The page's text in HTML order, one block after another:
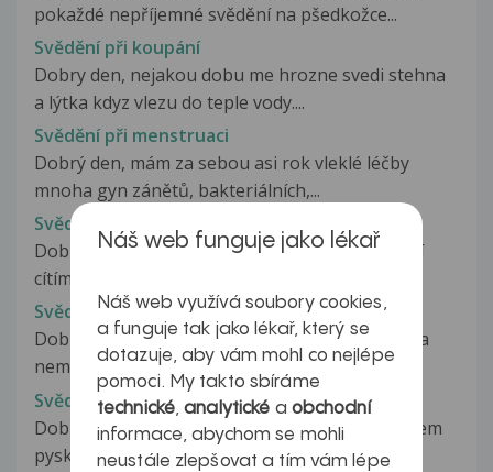
pokaždé nepříjemné svědění na pšedkožce...
Svědění při koupání
Dobry den, nejakou dobu me hrozne svedi stehna
a lýtka kdyz vlezu do teple vody....
Svědění při menstruaci
Dobrý den, mám za sebou asi rok vleklé léčby
mnoha gyn zánětů, bakteriálních,...
Svědění při močeni
Dobrý nastal u mne problém a to že při močení
cítím svědění.. Ve špičce penisu....
Svědění při polykání
Dobry den. Chci se zeptat pred tydnem sem byla
nemocna zacinajici angina ale...
Svědení pysků
Dobry den. Již tyden me trápí pupinky na stydkem
pysku, občas svědí, občas...
Náš web funguje jako lékař
Náš web využívá soubory cookies,
a funguje tak jako lékař, který se
dotazuje, aby vám mohl co nejlépe
pomoci. My takto sbíráme
technické,analytické a obchodní
informace, abychom se mohli
neustále zlepšovat a tím vám lépe